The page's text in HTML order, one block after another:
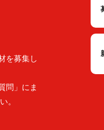
を募集し
問」にま
。